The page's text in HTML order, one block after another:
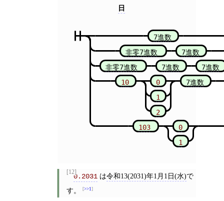
日
7進数
非零7進数
7進数
非零7進数
7進数
7進数
10
0
1
2
7進数
103
0
1
[12]
0.2031 は令和13(2031)年1月1日(水)で
す。
>>1